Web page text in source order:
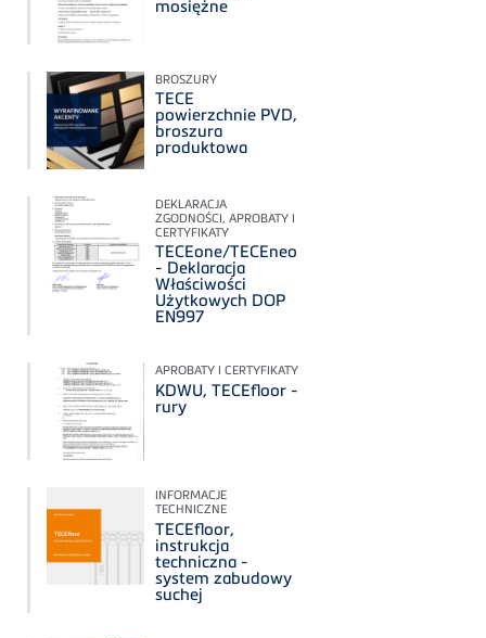
mosiężne
BROSZURY
TECE
powierzchnie PVD,
broszura
produktowa
DEKLARACJA
ZGODNOŚCI, APROBATY I
CERTYFIKATY
TECEone/TECEneo
- Deklaracja
Właściwości
Użytkowych DOP
EN997
APROBATY I CERTYFIKATY
KDWU, TECEfloor -
rury
INFORMACJE
TECHNICZNE
TECEfloor,
instrukcja
techniczna -
system zabudowy
suchej